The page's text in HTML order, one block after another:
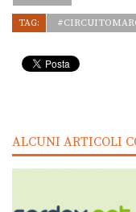
TAG:
ALCUNI ARTICOLI